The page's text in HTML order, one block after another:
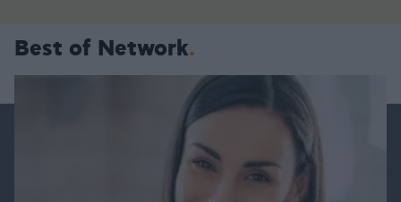
Best of Network